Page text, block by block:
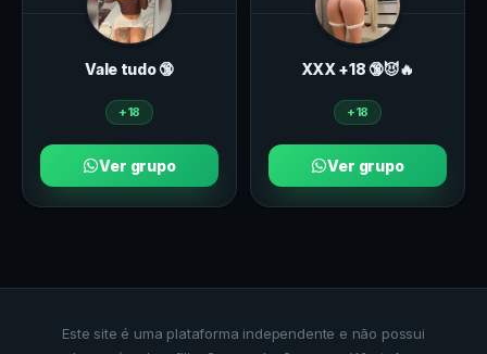
Vale tudo 🔞
+18
Ver grupo
ХXХ +18 🔞😈🔥
+18
Ver grupo
Este site é uma plataforma independente e não possui